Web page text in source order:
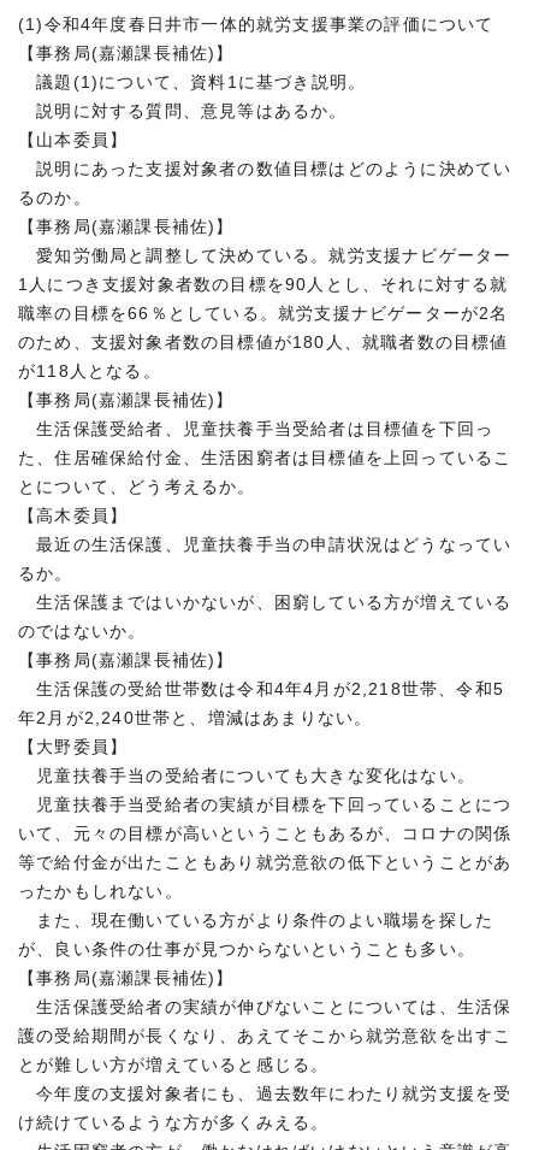
(1)令和4年度春日井市一体的就労支援事業の評価について
【事務局(嘉瀬課長補佐)】
議題(1)について、資料1に基づき説明。
説明に対する質問、意見等はあるか。
【山本委員】
説明にあった支援対象者の数値目標はどのように決めてい
るのか。
【事務局(嘉瀬課長補佐)】
愛知労働局と調整して決めている。就労支援ナビゲーター
1人につき支援対象者数の目標を90人とし、それに対する就
職率の目標を66％としている。就労支援ナビゲーターが2名
のため、支援対象者数の目標値が180人、就職者数の目標値
が118人となる。
【事務局(嘉瀬課長補佐)】
生活保護受給者、児童扶養手当受給者は目標値を下回っ
た、住居確保給付金、生活困窮者は目標値を上回っているこ
とについて、どう考えるか。
【高木委員】
最近の生活保護、児童扶養手当の申請状況はどうなってい
るか。
生活保護まではいかないが、困窮している方が増えている
のではないか。
【事務局(嘉瀬課長補佐)】
生活保護の受給世帯数は令和4年4月が2,218世帯、令和5
年2月が2,240世帯と、増減はあまりない。
【大野委員】
児童扶養手当の受給者についても大きな変化はない。
児童扶養手当受給者の実績が目標を下回っていることにつ
いて、元々の目標が高いということもあるが、コロナの関係
等で給付金が出たこともあり就労意欲の低下ということがあ
ったかもしれない。
また、現在働いている方がより条件のよい職場を探した
が、良い条件の仕事が見つからないということも多い。
【事務局(嘉瀬課長補佐)】
生活保護受給者の実績が伸びないことについては、生活保
護の受給期間が長くなり、あえてそこから就労意欲を出すこ
とが難しい方が増えていると感じる。
今年度の支援対象者にも、過去数年にわたり就労支援を受
け続けているような方が多くみえる。